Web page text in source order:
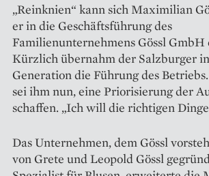
„Reinknien“ kann sich Maximilian
er in die Geschäftsführung des
Familienunternehmens Gössl GmbH
Kürzlich übernahm der Salzburger
Generation die Führung des
sei ihm nun, eine Priorisierung der
schaffen. „Ich will die richtigen
Das Unternehmen, dem Gössl
von Grete und Leopold Gössl